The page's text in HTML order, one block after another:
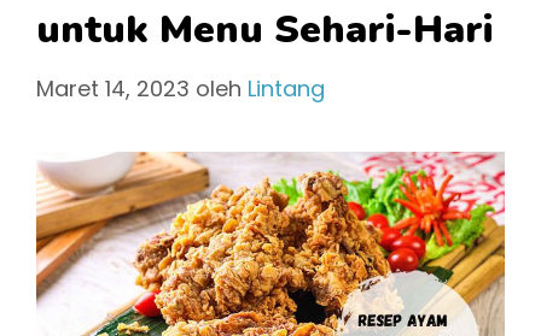
untuk Menu Sehari-Hari
Maret 14, 2023 oleh Lintang